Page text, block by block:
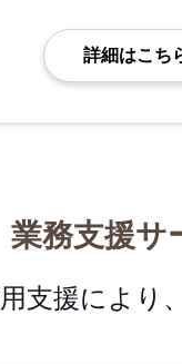
詳細はこち
業務支援サ
支援により